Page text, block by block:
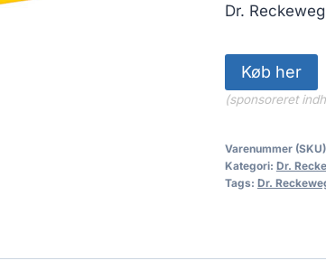
Dr.
Køb her
(sponsoreret
Varenummer
Kategori: Dr.
Tags: Dr.